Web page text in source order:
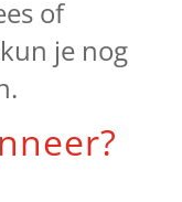
of
je nog